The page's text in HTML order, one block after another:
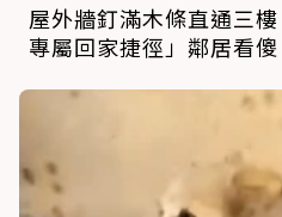
屋外牆釘滿木條直通三
專屬回家捷徑」鄰居看傻